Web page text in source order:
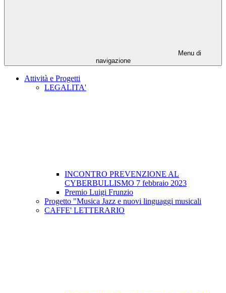
Menu di
navigazione
Attività e Progetti
LEGALITA'
INCONTRO PREVENZIONE AL
CYBERBULLISMO 7 febbraio 2023
Premio Luigi Frunzio
Progetto "Musica Jazz e nuovi linguaggi musicali
CAFFE' LETTERARIO